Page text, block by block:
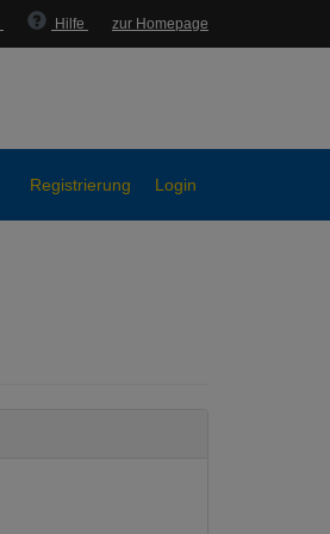
Hilfe zur Homepage
Registrierung Login